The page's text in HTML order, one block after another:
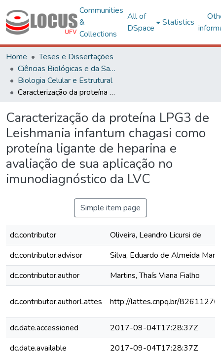
Communities
&
Collections
All of
DSpace
Statistics
Home
Teses e Dissertações
Ciências Biológicas e da Saúde
Biologia Celular e Estrutural
Caracterização da proteína LPG3 de Leishmania infantum chagasi como proteína ligante de heparina e avaliação de sua aplicação no imunodiagnóstico da LVC
Caracterização da proteína LPG3 de
Leishmania infantum chagasi como
proteína ligante de heparina e
avaliação de sua aplicação no
imunodiagnóstico da LVC
Simple item page
dc.contributor
Oliveira, Leandro Licursi de
dc.contributor.advisor
Silva, Eduardo de Almeida
dc.contributor.author
Martins, Thaís Viana Fialho
dc.contributor.authorLattes http://lattes.cnpq.br/
dc.date.accessioned
2017-09-04T17:28:37Z
dc.date.available
2017-09-04T17:28:37Z